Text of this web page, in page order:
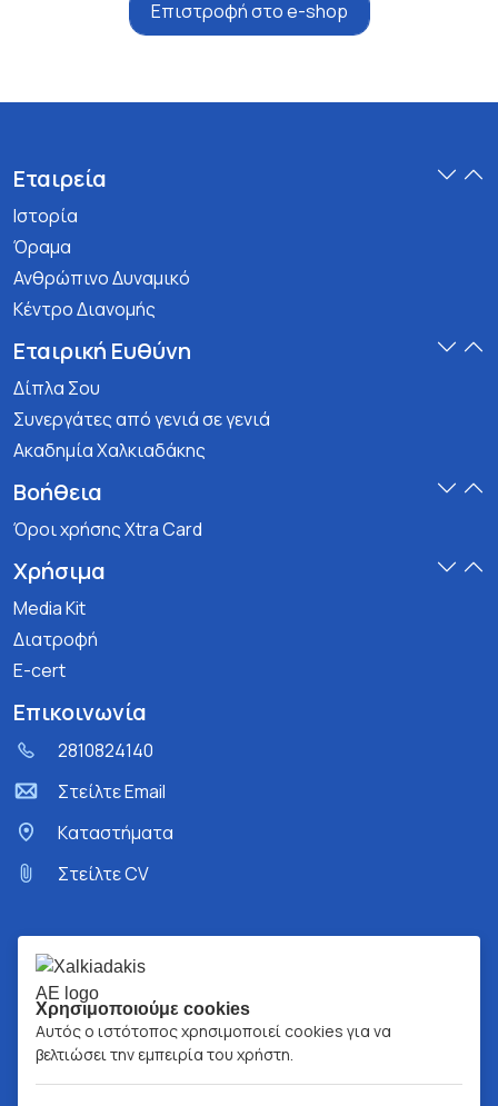
Επιστροφή στο e-shop
Εταιρεία
Ιστορία
Όραμα
Ανθρώπινο Δυναμικό
Κέντρο Διανομής
Εταιρική Ευθύνη
Δίπλα Σου
Συνεργάτες από γενιά σε γενιά
Ακαδημία Χαλκιαδάκης
Βοήθεια
Όροι χρήσης Xtra Card
Χρήσιμα
Media Kit
Διατροφή
E-cert
Επικοινωνία
2810824140
Στείλτε Email
Kαταστήματα
Στείλτε CV
Χρησιμοποιούμε cookies
Αυτός ο ιστότοπος χρησιμοποιεί cookies για να
βελτιώσει την εμπειρία του χρήστη.